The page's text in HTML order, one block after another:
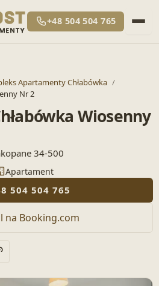
+48 504 504 765
Apartamenty Chłabówka /
Nr 2
Wiosenny
34-500
Maps
Apartament
504 504 765
na Booking.com